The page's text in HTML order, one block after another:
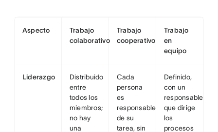
Aspecto
Trabajo
colaborativo
Trabajo
cooperativo
Trabajo
en
equipo
Liderazgo
Distribuido
entre
todos los
miembros;
no hay
una
Cada
persona
es
responsable
de su
tarea, sin
Definido,
con un
responsable
que dirige
los
procesos